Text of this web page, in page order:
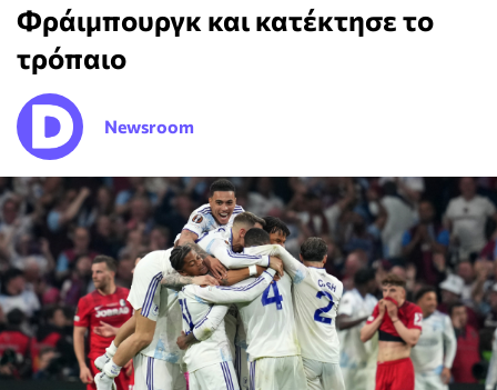
Φράιμπουργκ και κατέκτησε το
τρόπαιο
Newsroom